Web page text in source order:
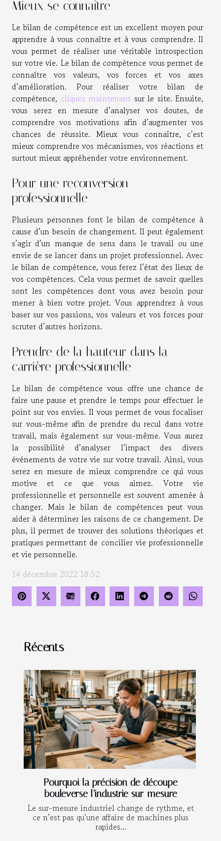
Mieux se connaître
Le bilan de compétence est un excellent moyen pour
apprendre à vous connaître et à vous comprendre. Il
vous permet de réaliser une véritable introspection
sur votre vie. Le bilan de compétence vous permet de
connaître vos valeurs, vos forces et vos axes
d’amélioration. Pour réaliser votre bilan de
compétence, cliquez maintenant sur le site. Ensuite,
vous serez en mesure d’analyser vos doutes, de
comprendre vos motivations afin d’augmenter vos
chances de réussite. Mieux vous connaître, c’est
mieux comprendre vos mécanismes, vos réactions et
surtout mieux appréhender votre environnement.
Pour une reconversion
professionnelle
Plusieurs personnes font le bilan de compétence à
cause d’un besoin de changement. Il peut également
s’agir d’un manque de sens dans le travail ou une
envie de se lancer dans un projet professionnel. Avec
le bilan de compétence, vous ferez l’état des lieux de
vos compétences. Cela vous permet de savoir quelles
sont les compétences dont vous avez besoin pour
mener à bien votre projet. Vous apprendrez à vous
baser sur vos passions, vos valeurs et vos forces pour
scruter d’autres horizons.
Prendre de la hauteur dans la
carrière professionnelle
Le bilan de compétence vous offre une chance de
faire une pause et prendre le temps pour effectuer le
point sur vos envies. Il vous permet de vous focaliser
sur vous-même afin de prendre du recul dans votre
travail, mais également sur vous-même. Vous aurez
la possibilité d’analyser l’impact des divers
événements de votre vie sur votre travail. Ainsi, vous
serez en mesure de mieux comprendre ce qui vous
motive et ce que vous aimez. Votre vie
professionnelle et personnelle est souvent amenée à
changer. Mais le bilan de compétences peut vous
aider à déterminer les raisons de ce changement. De
plus, il permet de trouver des solutions théoriques et
pratiques permettant de concilier vie professionnelle
et vie personnelle.
14 décembre 2022 18:52
Récents
Pourquoi la précision de découpe
bouleverse l’industrie sur-mesure
Le sur-mesure industriel change de rythme, et
ce n’est pas qu’une affaire de machines plus
rapides...